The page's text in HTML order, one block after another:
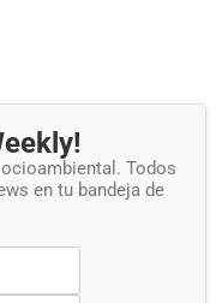
Todos
en tu bandeja de